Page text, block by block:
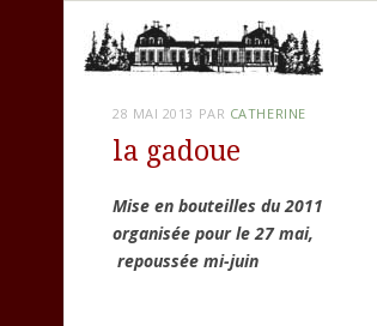
principal
28 MAI 2013 PAR CATHERINE
la gadoue
Mise en bouteilles du 2011
organisée pour le 27 mai,
repoussée mi-juin